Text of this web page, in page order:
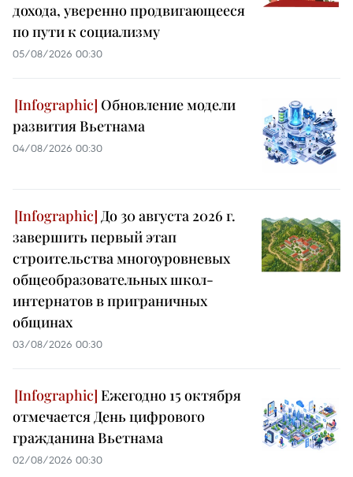
дохода, уверенно продвигающееся
по пути к социализму
05/08/2026 00:30
Обновление модели
развития Вьетнама
04/08/2026 00:30
До 30 августа 2026 г.
завершить первый этап
строительства многоуровневых
общеобразовательных школ-
интернатов в приграничных
общинах
03/08/2026 00:30
Ежегодно 15 октября
отмечается День цифрового
гражданина Вьетнама
02/08/2026 00:30